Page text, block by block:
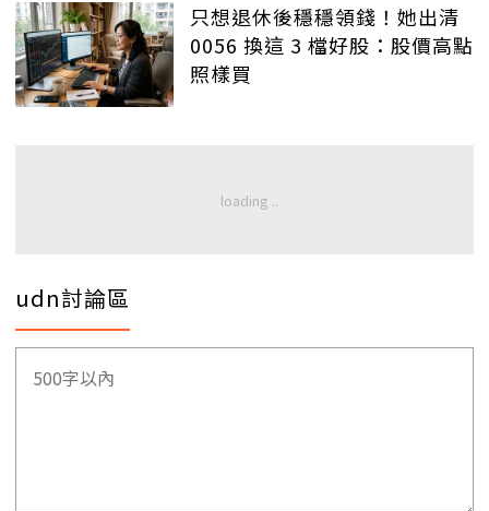
只想退休後穩穩領錢！她出清
0056 換這 3 檔好股：股價高點
照樣買
udn討論區